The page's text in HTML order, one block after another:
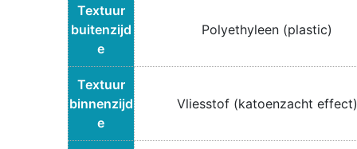
Textuur
buitenzijd
e
Polyethyleen (plastic)
Textuur
binnenzijd
e
Vliesstof (katoenzacht effect)